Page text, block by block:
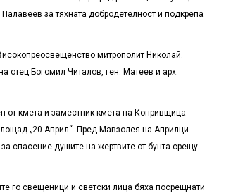
за тяхната добродетелност и подкрепа
митрополит Николай.
отец Богомил Читалов, ген. Матеев и арх.
от кмета и заместник-кмета на Копривщица
„20 Април“. Пред Мавзолея на Априлци
спасение душите на жертвите от бунта срещу
го свещеници и светски лица бяха посрещнати